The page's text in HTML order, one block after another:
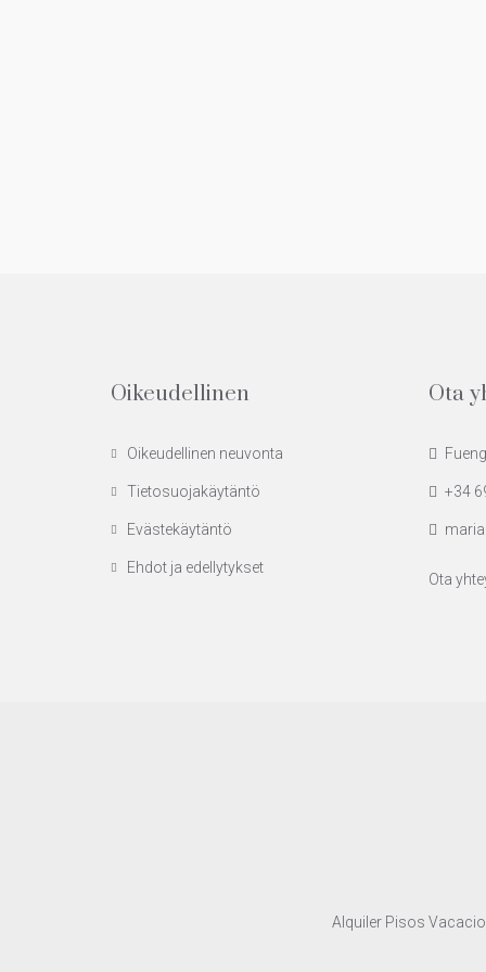
Oikeudellinen
Oikeudellinen neuvonta
Tietosuojakäytäntö
Evästekäytäntö
Ehdot ja edellytykset
Ota
+34
Ota
Alquiler Pisos